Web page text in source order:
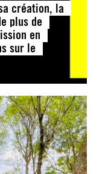
création, la
plus de
en
sur le